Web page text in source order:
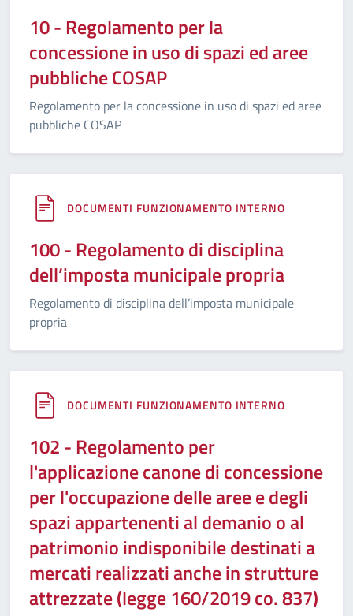
10 - Regolamento per la
concessione in uso di spazi ed aree
pubbliche COSAP
Regolamento per la concessione in uso di spazi ed aree
pubbliche COSAP
DOCUMENTI FUNZIONAMENTO INTERNO
100 - Regolamento di disciplina
dell’imposta municipale propria
Regolamento di disciplina dell’imposta municipale
propria
DOCUMENTI FUNZIONAMENTO INTERNO
102 - Regolamento per
l'applicazione canone di concessione
per l'occupazione delle aree e degli
spazi appartenenti al demanio o al
patrimonio indisponibile destinati a
mercati realizzati anche in strutture
attrezzate (legge 160/2019 co. 837)